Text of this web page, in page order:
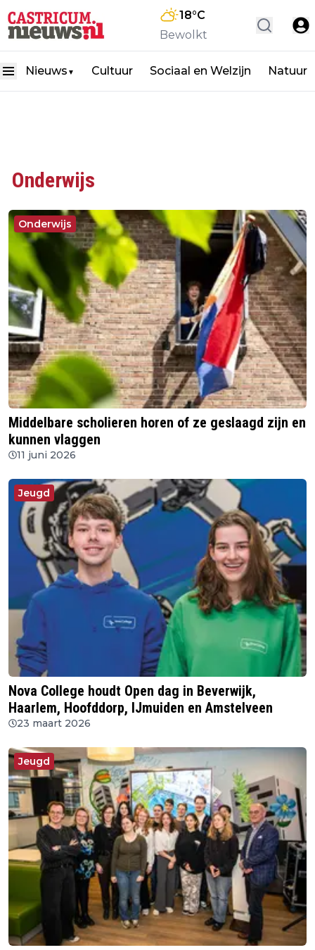
18°C
Bewolkt
Nieuws ▼ Cultuur Sociaal en Welzijn Natuur
Onderwijs
Onderwijs
Middelbare scholieren horen of ze geslaagd zijn en
kunnen vlaggen
11 juni 2026
Jeugd
Nova College houdt Open dag in Beverwijk,
Haarlem, Hoofddorp, IJmuiden en Amstelveen
23 maart 2026
Jeugd